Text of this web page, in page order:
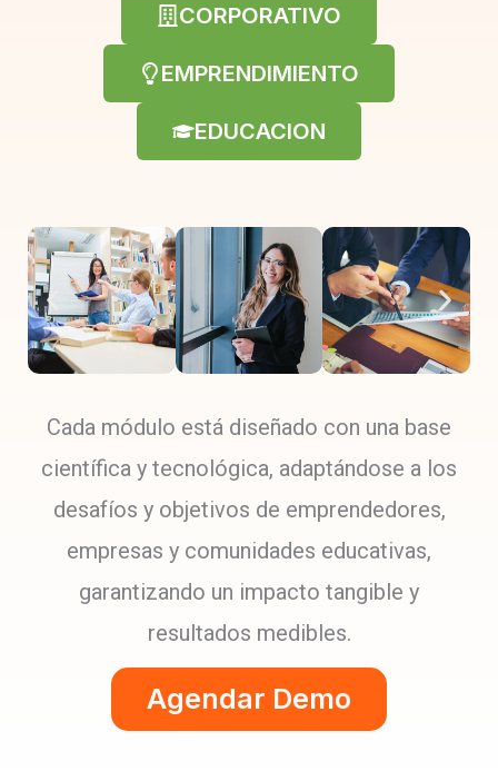
CORPORATIVO
EMPRENDIMIENTO
EDUCACION
Cada módulo está diseñado con una base
científica y tecnológica, adaptándose a los
desafíos y objetivos de emprendedores,
empresas y comunidades educativas,
garantizando un impacto tangible y
resultados medibles.
Agendar Demo